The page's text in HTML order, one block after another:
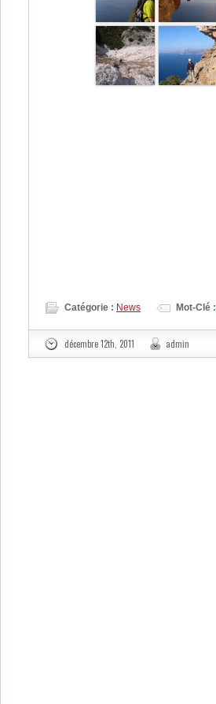
Catégorie : News Mot-Clé :
décembre 12th, 2011 admin